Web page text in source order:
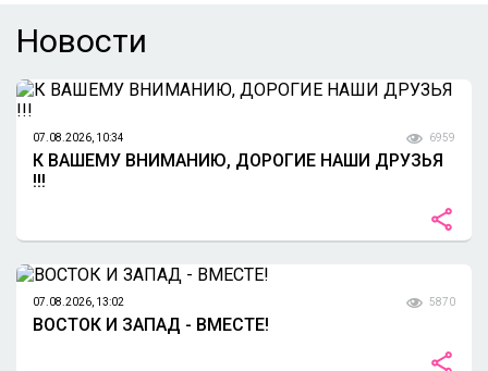
Новости
07.08.2026, 10:34 6959
К ВАШЕМУ ВНИМАНИЮ, ДОРОГИЕ НАШИ ДРУЗЬЯ
!!!
07.08.2026, 13:02 5870
ВОСТОК И ЗАПАД - ВМЕСТЕ!